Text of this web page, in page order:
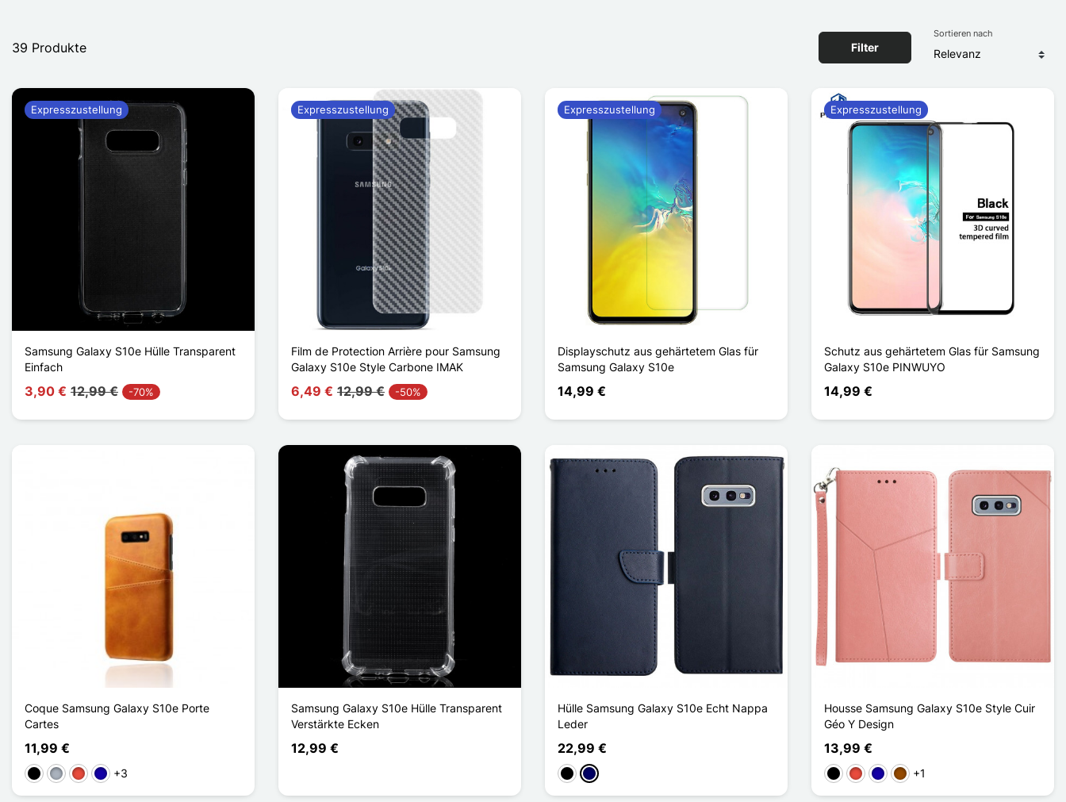
39 Produkte Filter
Sortieren nach
Samsung Galaxy S10e Hülle Transparent
Einfach
3,90 € 12,99 € -70%
Expresszustellung
Film de Protection Arrière pour Samsung
Galaxy S10e Style Carbone IMAK
6,49 € 12,99 € -50%
Expresszustellung
Displayschutz aus gehärtetem Glas für
Samsung Galaxy S10e
14,99 €
Expresszustellung
Schutz aus gehärtetem Glas für Samsung
Galaxy S10e PINWUYO
14,99 €
Expresszustellung
Coque Samsung Galaxy S10e Porte
Cartes
11,99 €
Schwarz
GrauRot Dunkelblau
+3
Samsung Galaxy S10e Hülle Transparent
Verstärkte Ecken
12,99 €
Hülle Samsung Galaxy S10e Echt Nappa
Leder
22,99 €
SchwarzMarineblau
Housse Samsung Galaxy S10e Style Cuir
Géo Y Design
13,99 €
Schwarz
Rot Dunkelblau
Braun
+1